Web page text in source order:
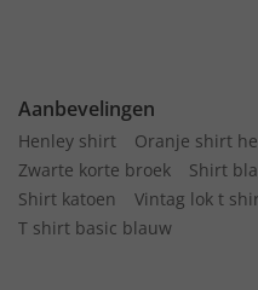
Aanbevelingen
Henley shirt Oranje shirt
Zwarte korte broek
Shirt
Shirt katoen
Vintag lok t
T shirt basic blauw